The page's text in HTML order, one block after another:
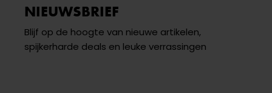
NIEUWSBRIEF
Blijf op de hoogte van nieuwe artikelen,
spijkerharde deals en leuke verrassingen